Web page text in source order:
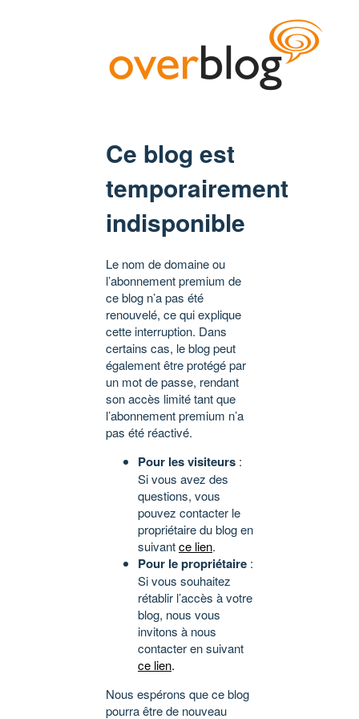
Ce blog est
temporairement
indisponible
Le nom de domaine ou
l’abonnement premium de
ce blog n’a pas été
renouvelé, ce qui explique
cette interruption. Dans
certains cas, le blog peut
également être protégé par
un mot de passe, rendant
son accès limité tant que
l’abonnement premium n’a
pas été réactivé.
Pour les visiteurs :
Si vous avez des
questions, vous
pouvez contacter le
propriétaire du blog en
suivantce lien.
Pour le propriétaire :
Si vous souhaitez
rétablir l’accès à votre
blog, nous vous
invitons à nous
contacter en suivant
ce lien.
Nous espérons que ce blog
pourra être de nouveau